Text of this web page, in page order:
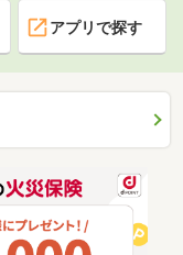
アプリで探す